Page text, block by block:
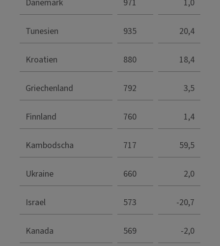
Dänemark 971 1,0
Tunesien 935 20,4
Kroatien 880 18,4
Griechenland 792 3,5
Finnland 760 1,4
Kambodscha 717 59,5
Ukraine 660 2,0
Israel 573 -20,7
Kanada 569 -2,0